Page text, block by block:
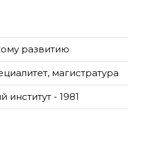
развитию
магистратура
- 1981